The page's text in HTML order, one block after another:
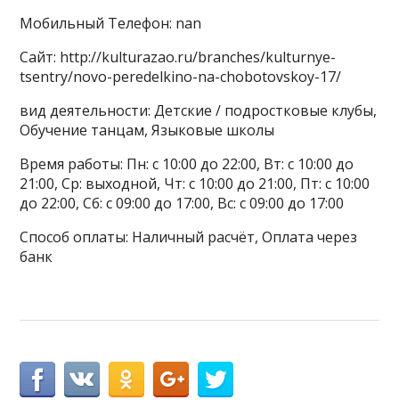
Мобильный Телефон: nan
Сайт: http://kulturazao.ru/branches/kulturnye-
tsentry/novo-peredelkino-na-chobotovskoy-17/
вид деятельности: Детские / подростковые клубы,
Обучение танцам, Языковые школы
Время работы: Пн: с 10:00 до 22:00, Вт: с 10:00 до
21:00, Ср: выходной, Чт: с 10:00 до 21:00, Пт: с 10:00
до 22:00, Сб: с 09:00 до 17:00, Вс: с 09:00 до 17:00
Способ оплаты: Наличный расчёт, Оплата через
банк